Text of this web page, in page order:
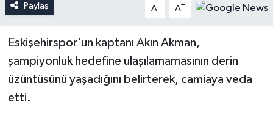
Paylaş A- A+
Eskişehirspor'un kaptanı Akın Akman,
şampiyonluk hedefine ulaşılamamasının derin
üzüntüsünü yaşadığını belirterek, camiaya veda
etti.